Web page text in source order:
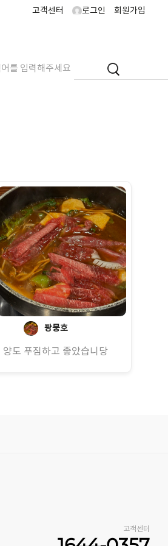
고객센터 로그인 회원가입
팡뭉호
양도 푸짐하고 좋았습니당
고객센터